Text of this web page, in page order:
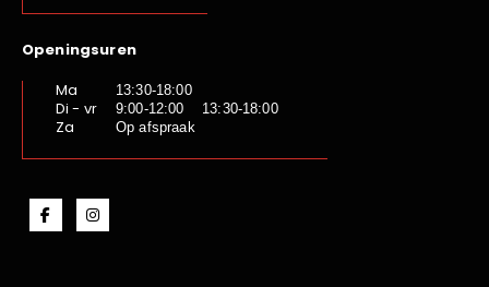
Openingsuren
Ma
13:30-18:00
Di - vr 9:00-12:00 13:30-18:00
Za Op afspraak